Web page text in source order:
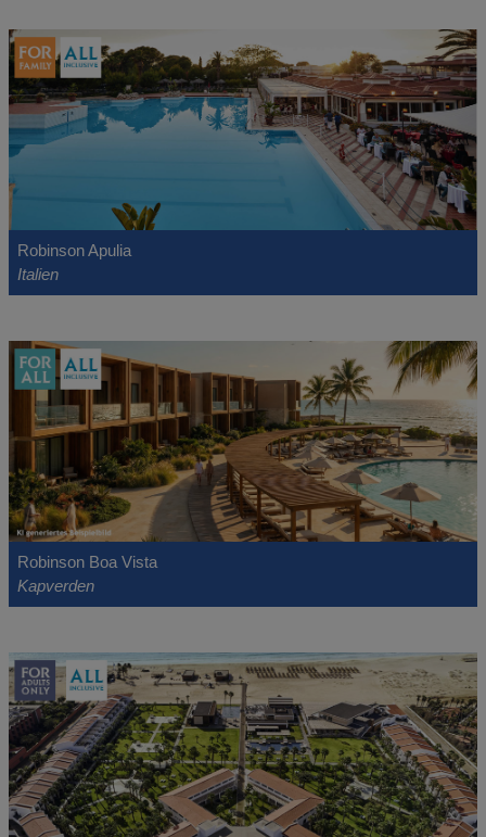
Robinson Apulia
Italien
Robinson Boa Vista
Kapverden